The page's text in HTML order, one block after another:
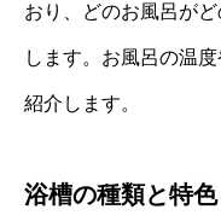
おり、どのお風呂が
します。お風呂の温
紹介します。
浴槽の種類と特色